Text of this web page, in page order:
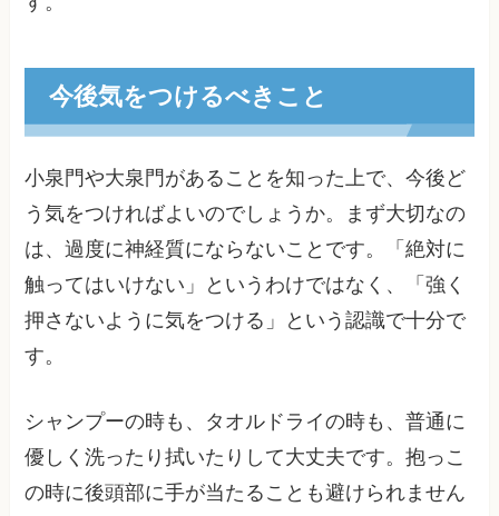
今後気をつけるべきこと
小泉門や大泉門があることを知った上で、今後ど
う気をつければよいのでしょうか。まず大切なの
は、過度に神経質にならないことです。「絶対に
触ってはいけない」というわけではなく、「強く
押さないように気をつける」という認識で十分で
す。
シャンプーの時も、タオルドライの時も、普通に
優しく洗ったり拭いたりして大丈夫です。抱っこ
の時に後頭部に手が当たることも避けられません